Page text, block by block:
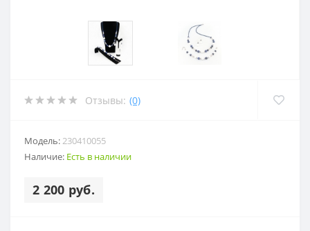
Отзывы: (0)
Модель:230410055
Наличие: Есть в наличии
2 200 руб.